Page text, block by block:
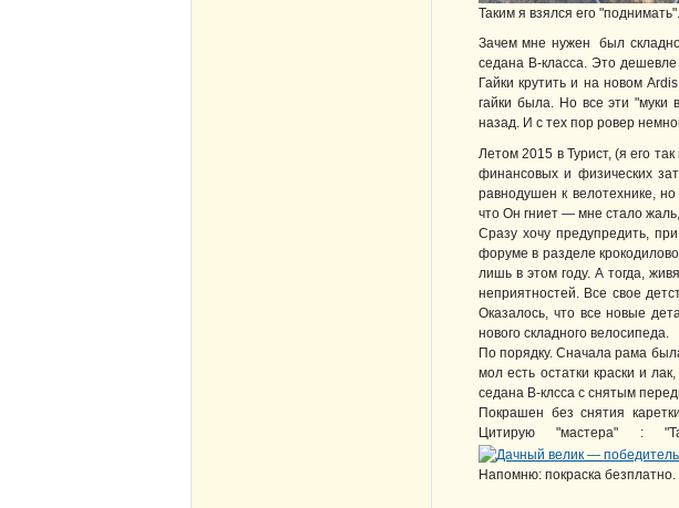
Таким я взялся его "поднимать".
Зачем мне нужен был
седана В-класса. Это
Гайки крутить и на новом
гайки была. Но все эти "муки
назад. И с тех пор ровер
Летом 2015 в Турист, (я его
финансовых и физических
равнодушен к велотехнике,
что Он гниет — мне стало
Сразу хочу предупредить,
форуме в разделе
лишь в этом году. А тогда,
неприятностей. Все свое
Оказалось, что все новые
нового складного велосипеда.
По порядку. Сначала рама
мол есть остатки краски и
седана В-клсса с снятым
Покрашен без снятия
Цитирую "мастера" :
Напомню: покраска